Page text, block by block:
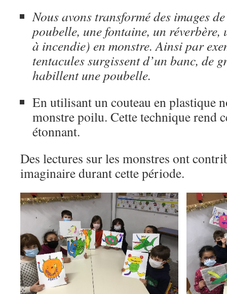
Nous avons transformé des images
poubelle, une fontaine, un réverbère,
à incendie) en monstre. Ainsi par
tentacules surgissent d’un banc, de
habillent une poubelle.
En utilisant un couteau en plastique
monstre poilu. Cette technique rend
étonnant.
Des lectures sur les monstres ont
imaginaire durant cette période.